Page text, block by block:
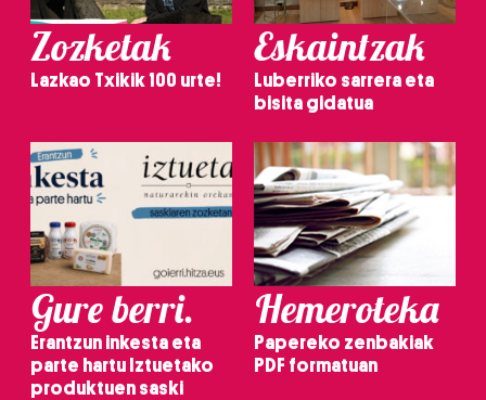
Zozketak
Lazkao Txikik 100 urte!
Eskaintzak
Luberriko sarrera eta
bisita gidatua
Gure berri.
Erantzun inkesta eta
parte hartu Iztuetako
produktuen saski
Hemeroteka
Papereko zenbakiak
PDF formatuan